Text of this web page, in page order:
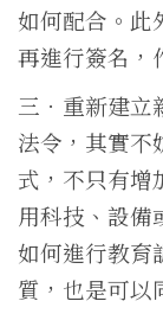
如何配合。此
再進行簽名，
三．重新建立
法令，其實不
式，不只有增
用科技、設備
如何進行教育
質，也是可以